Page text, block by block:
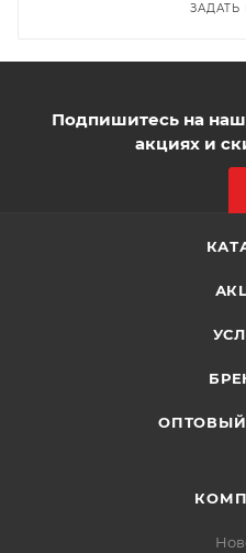
Подпишитесь на
акциях и